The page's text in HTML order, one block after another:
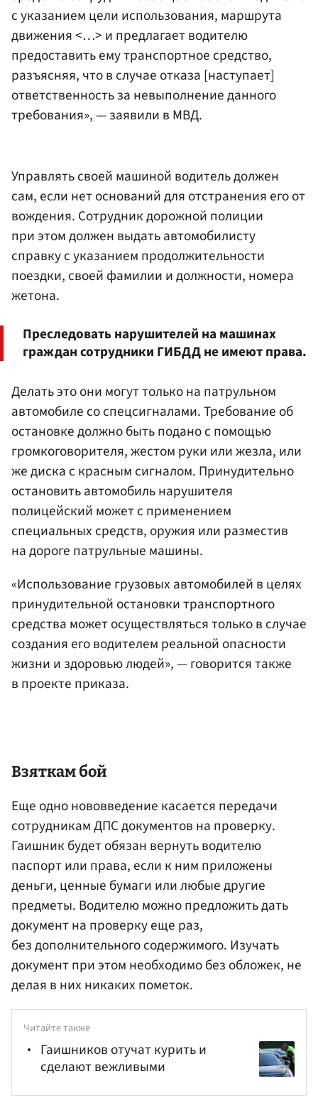
с указанием цели использования, маршрута
движения <…> и предлагает водителю
предоставить ему транспортное средство,
разъясняя, что в случае отказа [наступает]
ответственность за невыполнение данного
требования», — заявили в МВД.
Управлять своей машиной водитель должен
сам, если нет оснований для отстранения его от
вождения. Сотрудник дорожной полиции
при этом должен выдать автомобилисту
справку с указанием продолжительности
поездки, своей фамилии и должности, номера
жетона.
Преследовать нарушителей на машинах
граждан сотрудники ГИБДД не имеют права.
Делать это они могут только на патрульном
автомобиле со спецсигналами. Требование об
остановке должно быть подано с помощью
громкоговорителя, жестом руки или жезла, или
же диска с красным сигналом. Принудительно
остановить автомобиль нарушителя
полицейский может с применением
специальных средств, оружия или разместив
на дороге патрульные машины.
«Использование грузовых автомобилей в целях
принудительной остановки транспортного
средства может осуществляться только в случае
создания его водителем реальной опасности
жизни и здоровью людей», — говорится также
в проекте приказа.
Взяткам бой
Еще одно нововведение касается передачи
сотрудникам ДПС документов на проверку.
Гаишник будет обязан вернуть водителю
паспорт или права, если к ним приложены
деньги, ценные бумаги или любые другие
предметы. Водителю можно предложить дать
документ на проверку еще раз,
без дополнительного содержимого. Изучать
документ при этом необходимо без обложек, не
делая в них никаких пометок.
Читайте также
Гаишников отучат курить и
сделают вежливыми